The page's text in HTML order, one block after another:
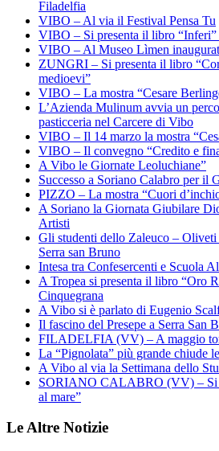
Filadelfia
VIBO – Al via il Festival Pensa Tu
VIBO – Si presenta il libro
VIBO – Al Museo Lìmen
ZUNGRI – Si presenta il libro
medioevi”
VIBO – La mostra “Cesare
L’Azienda Mulinum avvia un
pasticceria nel Carcere di Vibo
VIBO – Il 14 marzo la mostra
VIBO – Il convegno “Credito e
A Vibo le Giornate Leoluchiane”
Successo a Soriano Calabro per il
PIZZO – La mostra “Cuori
A Soriano la Giornata Giubilare
Artisti
Gli studenti dello Zaleuco – Oliveti
Serra san Bruno
Intesa tra Confesercenti e Scuola
A Tropea si presenta il libro “Oro
Cinquegrana
A Vibo si è parlato di Eugenio
Il fascino del Presepe a Serra San
FILADELFIA (VV) – A maggio
La “Pignolata” più grande chiude
A Vibo al via la Settimana dello
SORIANO CALABRO (VV) – Si
al mare”
Le Altre Notizie